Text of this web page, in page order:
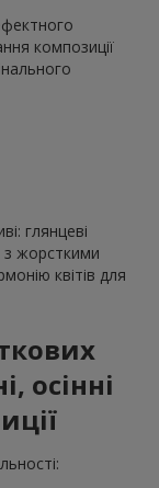
композиції
глянцеві
з жорсткими
квітів для
осінні